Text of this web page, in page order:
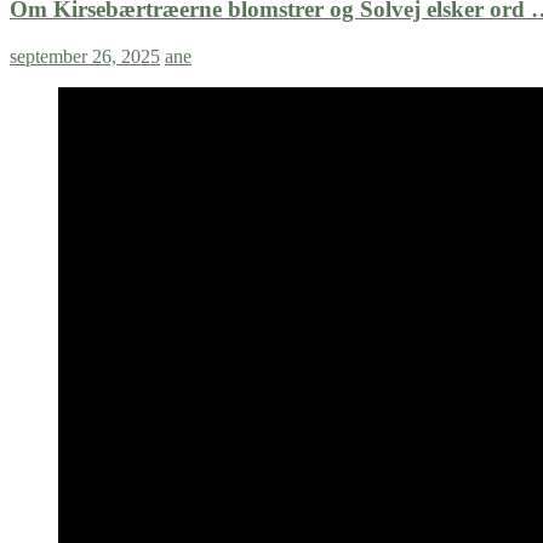
Om Kirsebærtræerne blomstrer og Solvej elsker ord
september 26, 2025 ane